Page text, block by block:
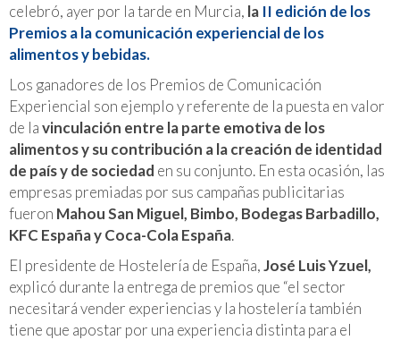
celebró, ayer por la tarde en Murcia, la II edición de los
Premios a la comunicación experiencial de los
alimentos y bebidas.
Los ganadores de los Premios de Comunicación
Experiencial son ejemplo y referente de la puesta en valor
de lavinculación entre la parte emotiva de los
alimentos y su contribución a la creación de identidad
de país y de sociedad en su conjunto. En esta ocasión, las
empresas premiadas por sus campañas publicitarias
fueron Mahou San Miguel, Bimbo, Bodegas Barbadillo,
KFC España y Coca-Cola España.
El presidente de Hostelería de España,José Luis Yzuel,
explicó durante la entrega de premios que “el sector
necesitará vender experiencias y la hostelería también
tiene que apostar por una experiencia distinta para el